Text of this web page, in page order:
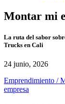
Montar mi
La ruta del sabor
Trucks en Cali
24 junio, 2026
Emprendimiento /
empresa